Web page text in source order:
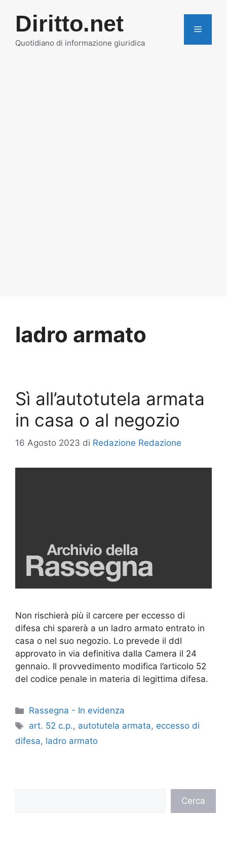
contenuto
Diritto.net
Quotidiano di informazione giuridica
MENU
ladro armato
Sì all’autotutela armata
in casa o al negozio
16 Agosto 2023 di Redazione Redazione
Non rischierà più il carcere per eccesso di
difesa chi sparerà a un ladro armato entrato in
casa o nel suo negozio. Lo prevede il ddl
approvato in via definitiva dalla Camera il 24
gennaio. Il provvedimento modifica l’articolo 52
del codice penale in materia di legittima difesa.
Categorie
Rassegna - In evidenza
Tag
art. 52 c.p., autotutela armata, eccesso di
difesa, ladro armato
Cerca